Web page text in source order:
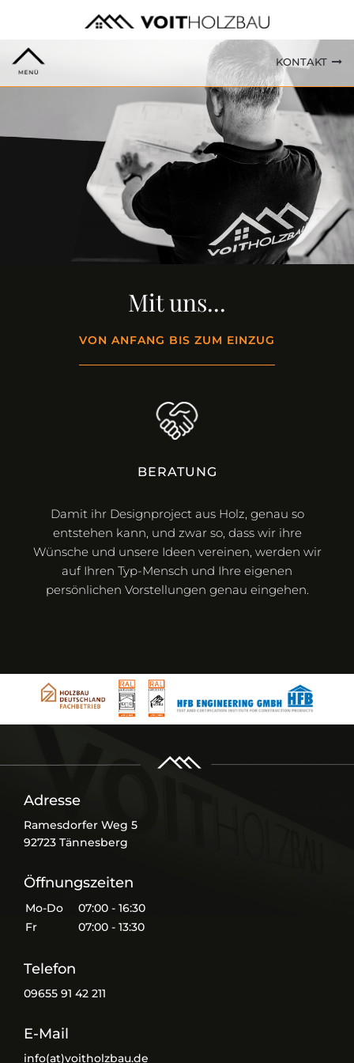
KONTAKT
Mit uns...
VON ANFANG BIS ZUM EINZUG
BERATUNG
Damit ihr Designproject aus Holz, genau so
entstehen kann, und zwar so, dass wir ihre
Wünsche und unsere Ideen vereinen, werden wir
auf Ihren Typ-Mensch und Ihre eigenen
persönlichen Vorstellungen genau eingehen.
Adresse
Ramesdorfer Weg 5
92723 Tännesberg
Öffnungszeiten
Mo-Do
07:00 - 16:30
Fr
07:00 - 13:30
Telefon
09655 91 42 211
E-Mail
info(at)voitholzbau.de